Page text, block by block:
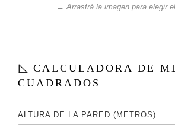
← Arrastrá la imagen para elegir
CALCULADORA DE
CUADRADOS
ALTURA DE LA PARED (METROS)